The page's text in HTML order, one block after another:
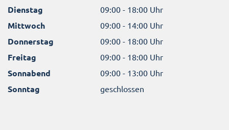
Dienstag 09:00 - 18:00 Uhr
Mittwoch 09:00 - 14:00 Uhr
Donnerstag 09:00 - 18:00 Uhr
Freitag 09:00 - 18:00 Uhr
Sonnabend 09:00 - 13:00 Uhr
Sonntag geschlossen